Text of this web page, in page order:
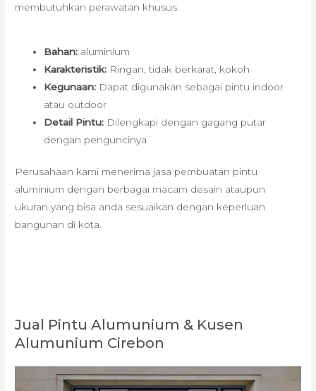
membutuhkan perawatan khusus.
Bahan: aluminium
Karakteristik: Ringan, tidak berkarat, kokoh
Kegunaan: Dapat digunakan sebagai pintu indoor
atau outdoor
Detail Pintu: Dilengkapi dengan gagang putar
dengan penguncinya
Perusahaan kami menerima jasa pembuatan pintu
aluminium dengan berbagai macam desain ataupun
ukuran yang bisa anda sesuaikan dengan keperluan
bangunan di kota.
Jual Pintu Alumunium & Kusen
Alumunium Cirebon